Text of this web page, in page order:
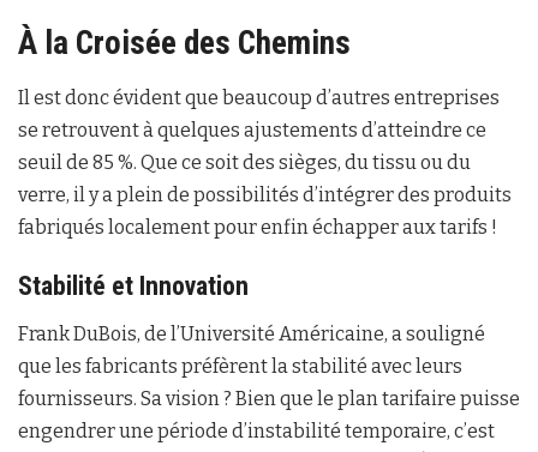
À la Croisée des Chemins
Il est donc évident que beaucoup d’autres entreprises
se retrouvent à quelques ajustements d’atteindre ce
seuil de 85 %. Que ce soit des sièges, du tissu ou du
verre, il y a plein de possibilités d’intégrer des produits
fabriqués localement pour enfin échapper aux tarifs !
Stabilité et Innovation
Frank DuBois, de l’Université Américaine, a souligné
que les fabricants préfèrent la stabilité avec leurs
fournisseurs. Sa vision ? Bien que le plan tarifaire puisse
engendrer une période d’instabilité temporaire, c’est